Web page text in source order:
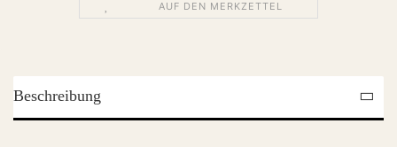
AUF DEN MERKZETTEL
Beschreibung